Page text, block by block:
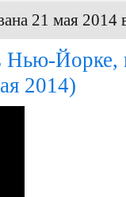
21 мая 2014
Йорке,
2014)